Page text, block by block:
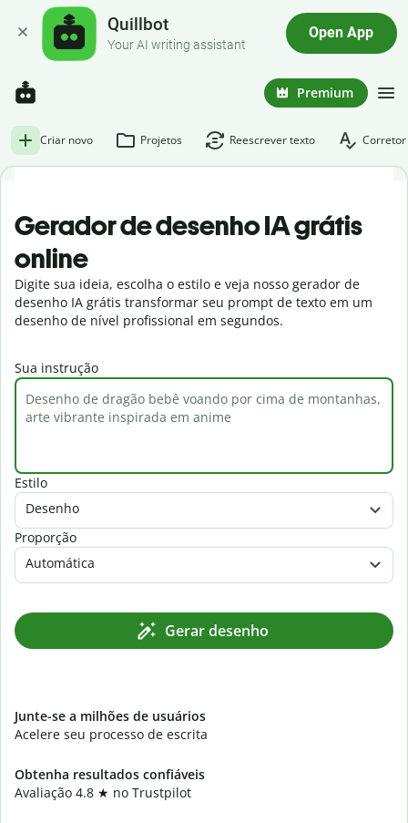
Quillbot
Your AI writing assistant
Open App
Premium
Criar novo Projetos Reescrever texto
Gerador de desenho IA grátis
online
Digite sua ideia, escolha o estilo e veja nosso gerador de
desenho IA grátis transformar seu prompt de texto em um
desenho de nível profissional em segundos.
Sua instrução
Estilo
Desenho
Proporção
Automática
Gerar desenho
Junte-se a milhões de usuários
Acelere seu processo de escrita
Obtenha resultados confiáveis
Avaliação 4.8 ★ no Trustpilot